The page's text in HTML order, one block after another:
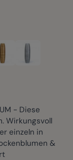
- Diese
Wirkungsvoll
einzeln in
&